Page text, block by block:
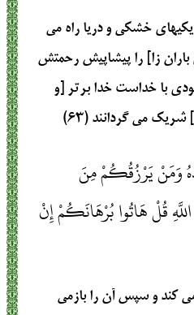
خشكى و دريا راه مى
زا] را پيشاپيش رحمتش
با خداست‏ خدا برتر [و
مى‏ گردانند (۶۳)
وَمَنْ يَرْزُقُكُمْ مِنَ
قُلْ هَاتُوا بُرْهَانَكُمْ إِنْ
‏كند و سپس آن را بازمى